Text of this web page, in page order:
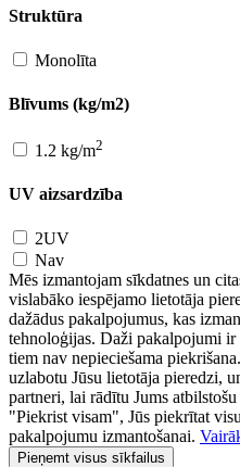
Struktūra
Monolīta
Blīvums (kg/m2)
1.2 kg/m2
UV aizsardzība
2UV
Nav
Mēs izmantojam sīkdatnes un
vislabāko iespējamo lietotāja
dažādus pakalpojumus, kas
tehnoloģijas. Daži pakalpojumi ir
tiem nav nepieciešama
uzlabotu Jūsu lietotāja pieredzi,
partneri, lai rādītu Jums
"Piekrist visam", Jūs piekrītat
pakalpojumu izmantošanai.
Pieņemt visus sīkfailus